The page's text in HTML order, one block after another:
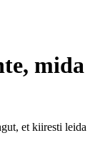
mida
et kiiresti leida